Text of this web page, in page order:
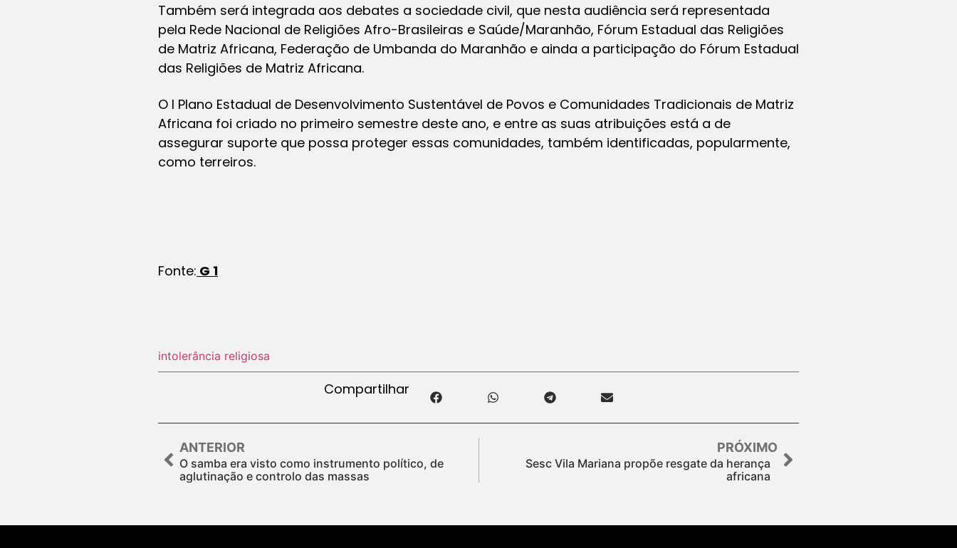
Também será integrada aos debates a sociedade civil, que nesta audiência será representada
pela Rede Nacional de Religiões Afro-Brasileiras e Saúde/Maranhão, Fórum Estadual das Religiões
de Matriz Africana, Federação de Umbanda do Maranhão e ainda a participação do Fórum Estadual
das Religiões de Matriz Africana.
O I Plano Estadual de Desenvolvimento Sustentável de Povos e Comunidades Tradicionais de Matriz
Africana foi criado no primeiro semestre deste ano, e entre as suas atribuições está a de
assegurar suporte que possa proteger essas comunidades, também identificadas, popularmente,
como terreiros.
Fonte: G 1
intolerância religiosa
Compartilhar
ANTERIOR
O samba era visto como instrumento político, de
aglutinação e controlo das massas
PRÓXIMO
Sesc Vila Mariana propõe resgate da herança
africana